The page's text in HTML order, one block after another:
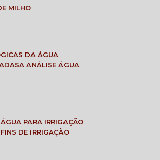
MILHO
DA ÁGUA
ADASA ANÁLISE ÁGUA
PARA IRRIGAÇÃO
DE IRRIGAÇÃO